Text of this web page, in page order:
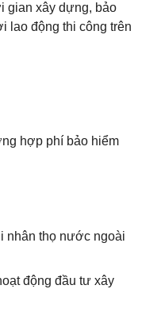
gian xây dựng, bảo
lao động thi công trên
hợp phí bảo hiểm
nhân thọ nước ngoài
động đầu tư xây